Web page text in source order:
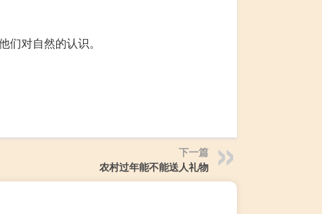
对自然的认识。
下一篇
农村过年能不能送人礼物